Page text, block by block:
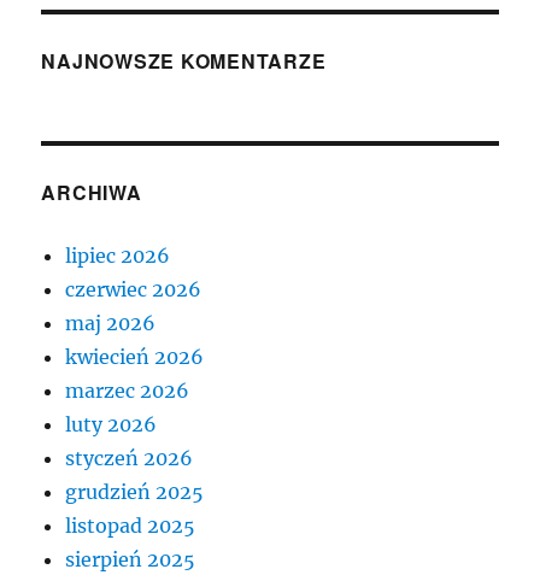
NAJNOWSZE KOMENTARZE
ARCHIWA
lipiec 2026
czerwiec 2026
maj 2026
kwiecień 2026
marzec 2026
luty 2026
styczeń 2026
grudzień 2025
listopad 2025
sierpień 2025